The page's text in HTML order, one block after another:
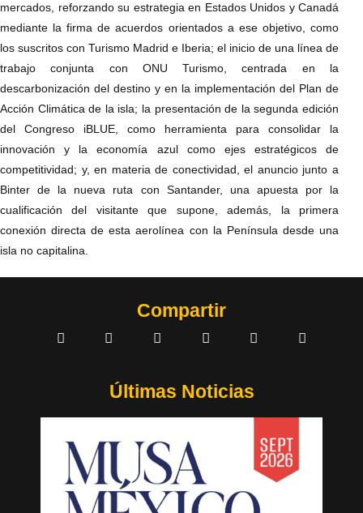
mercados, reforzando su estrategia en Estados Unidos y Canadá
mediante la firma de acuerdos orientados a ese objetivo, como
los suscritos con Turismo Madrid e Iberia; el inicio de una línea de
trabajo conjunta con ONU Turismo, centrada en la
descarbonización del destino y en la implementación del Plan de
Acción Climática de la isla; la presentación de la segunda edición
del Congreso iBLUE, como herramienta para consolidar la
innovación y la economía azul como ejes estratégicos de
competitividad; y, en materia de conectividad, el anuncio junto a
Binter de la nueva ruta con Santander, una apuesta por la
cualificación del visitante que supone, además, la primera
conexión directa de esta aerolínea con la Península desde una
isla no capitalina.
Compartir
Últimas Noticias